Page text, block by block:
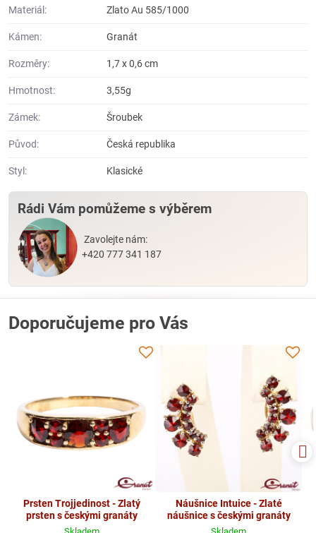
Materiál: Zlato Au 585/1000
Kámen: Granát
Rozměry: 1,7 x 0,6 cm
Hmotnost: 3,55g
Zámek: Šroubek
Původ: Česká republika
Styl: Klasické
Rádi Vám pomůžeme s výběrem
Zavolejte nám:
+420 777 341 187
Doporučujeme pro Vás
Prsten Trojjedinost - Zlatý
prsten s českými granáty
Náušnice Intuice - Zlaté
náušnice s českými granáty